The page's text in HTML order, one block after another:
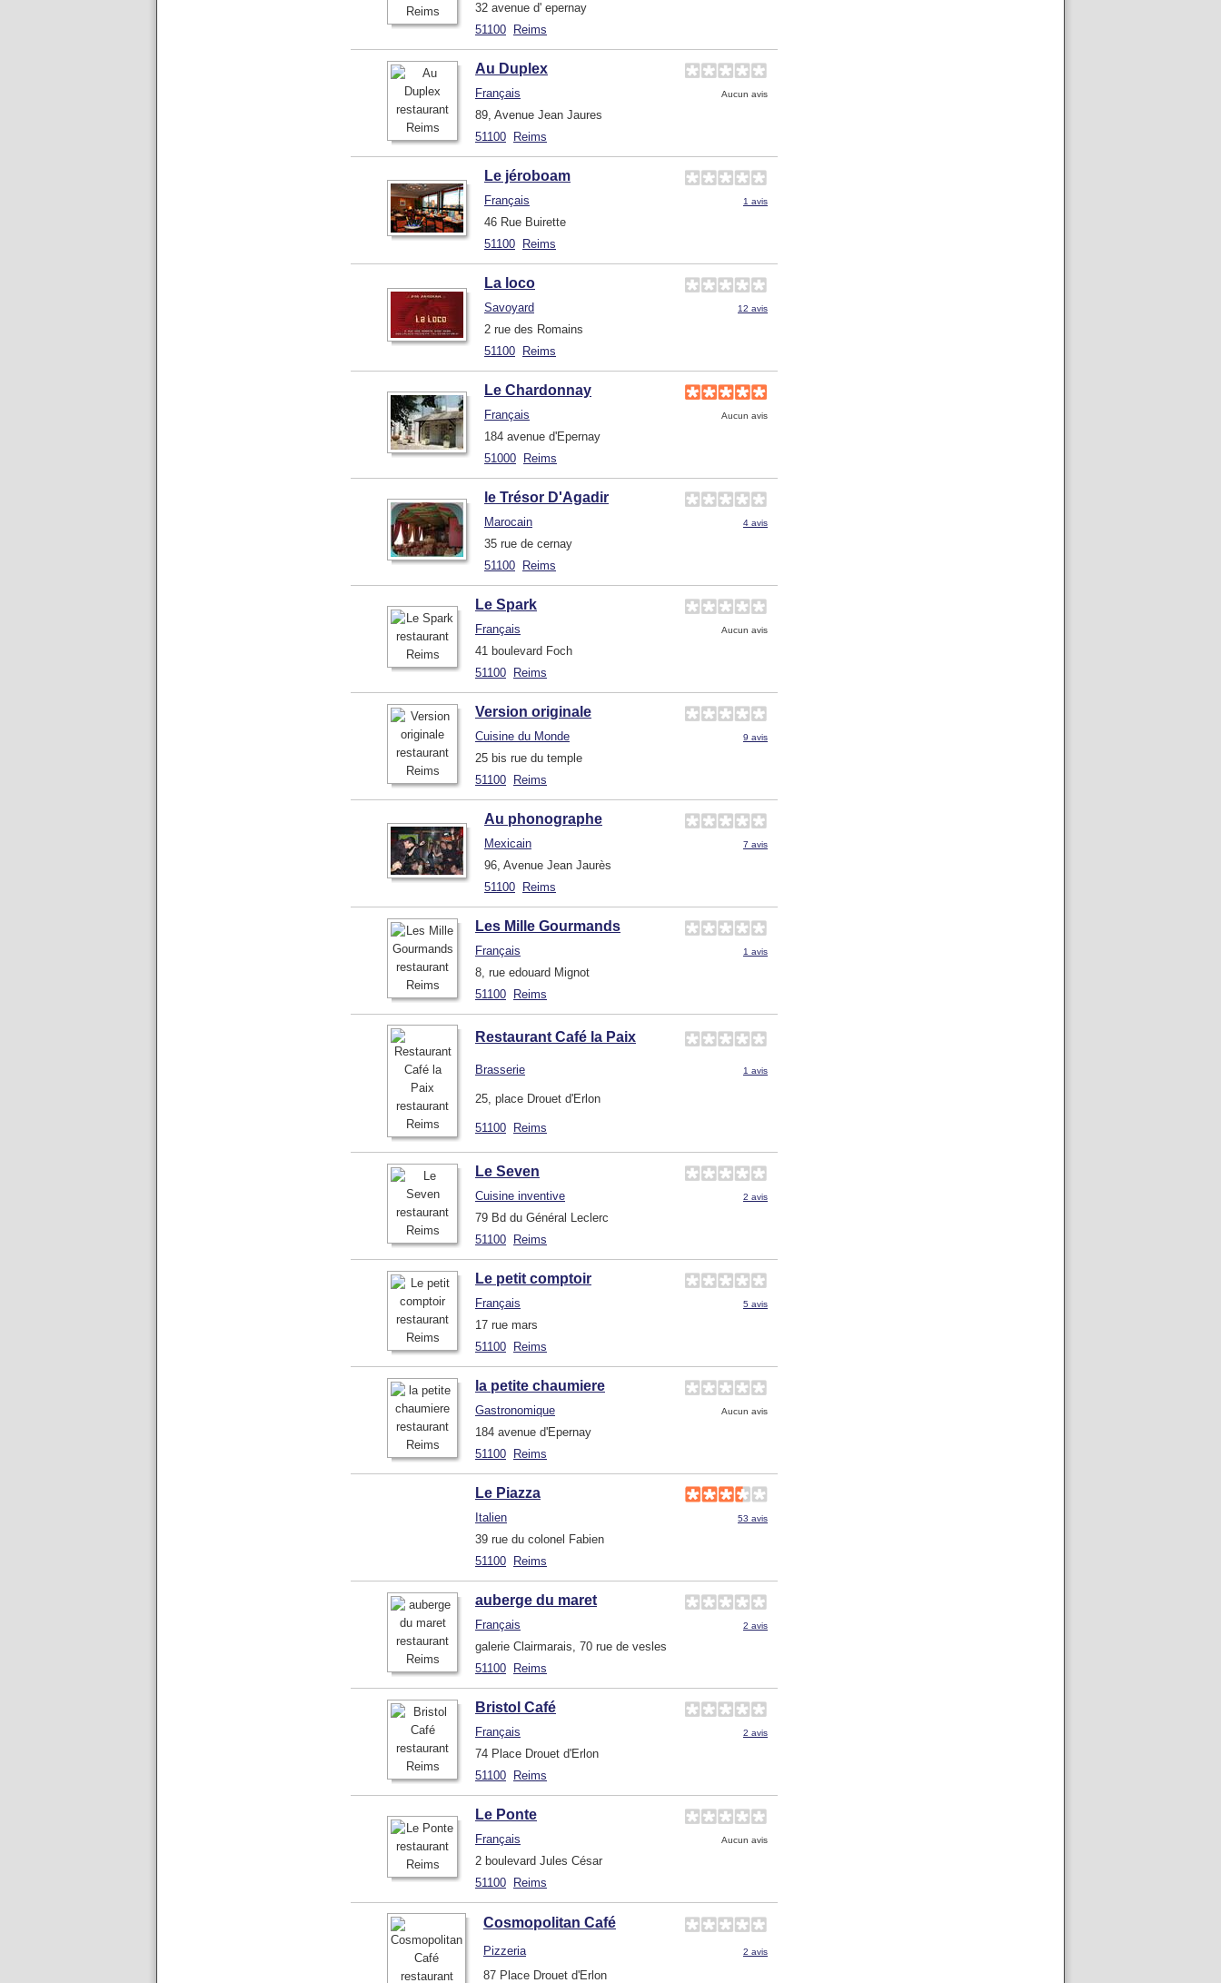
32 avenue d' epernay
51100
Reims
Au Duplex
Français Aucun avis
89, Avenue Jean Jaures
51100
Reims
Le jéroboam
Français 1 avis
46 Rue Buirette
51100
Reims
La loco
Savoyard 12 avis
2 rue des Romains
51100
Reims
Le Chardonnay
Français Aucun avis
184 avenue d'Epernay
51000
Reims
le Trésor D'Agadir
Marocain 4 avis
35 rue de cernay
51100
Reims
Le Spark
Français Aucun avis
41 boulevard Foch
51100
Reims
Version originale
Cuisine du Monde 9 avis
25 bis rue du temple
51100
Reims
Au phonographe
Mexicain 7 avis
96, Avenue Jean Jaurès
51100
Reims
Les Mille Gourmands
Français 1 avis
8, rue edouard Mignot
51100
Reims
Restaurant Café la Paix
Brasserie 1 avis
25, place Drouet d'Erlon
51100 Reims
Le Seven
Cuisine inventive 2 avis
79 Bd du Général Leclerc
51100
Reims
Le petit comptoir
Français 5 avis
17 rue mars
51100
Reims
la petite chaumiere
Gastronomique Aucun avis
184 avenue d'Epernay
51100
Reims
Le Piazza
Italien 53 avis
39 rue du colonel Fabien
51100
Reims
auberge du maret
Français 2 avis
galerie Clairmarais, 70 rue de vesles
51100
Reims
Bristol Café
Français 2 avis
74 Place Drouet d'Erlon
51100
Reims
Le Ponte
Français Aucun avis
2 boulevard Jules César
51100
Reims
Cosmopolitan Café
Pizzeria 2 avis
87 Place Drouet d'Erlon